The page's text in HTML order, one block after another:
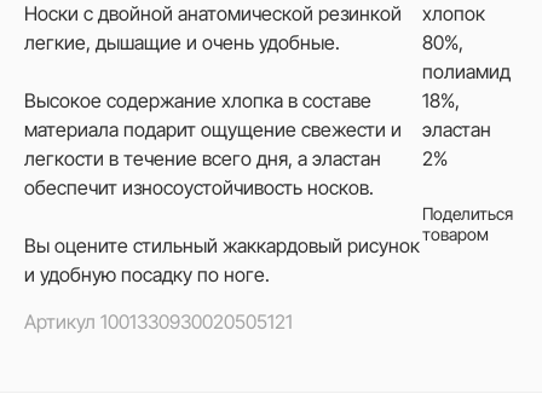
Носки с двойной анатомической резинкой
легкие, дышащие и очень удобные.
Высокое содержание хлопка в составе
материала подарит ощущение свежести и
легкости в течение всего дня, а эластан
обеспечит износоустойчивость носков.
Вы оцените стильный жаккардовый рисунок
и удобную посадку по ноге.
Артикул 1001330930020505121
хлопок
80%,
полиамид
18%,
эластан
2%
Поделиться
товаром